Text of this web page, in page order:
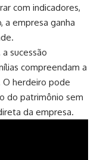
com indicadores,
a empresa ganha
sucessão
compreendam a
herdeiro pode
do patrimônio sem
da empresa.